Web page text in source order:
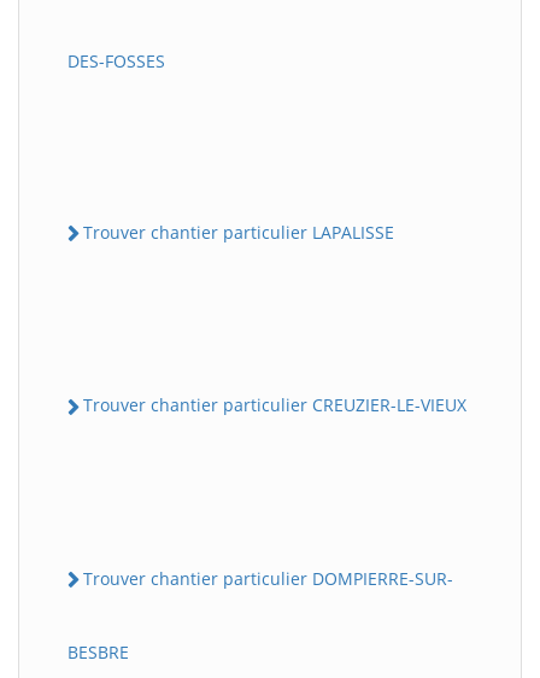
DES-FOSSES
Trouver chantier particulier LAPALISSE
Trouver chantier particulier CREUZIER-LE-VIEUX
Trouver chantier particulier DOMPIERRE-SUR-
BESBRE